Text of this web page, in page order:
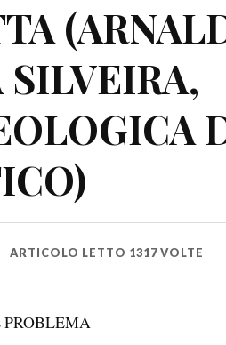
ARTICOLO LETTO 1317 VOLTE
PROBLEMA